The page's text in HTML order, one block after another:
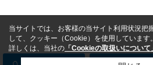
当サイトでは、お客様の当サイト利用状況把
して、クッキー（Cookie）を使用しています。
詳しくは、当社の 「Cookieの取扱いについて